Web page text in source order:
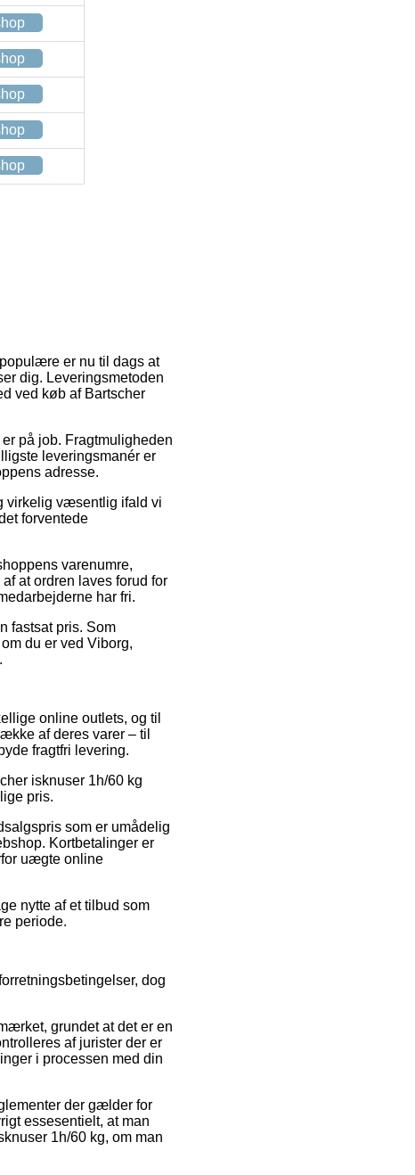
er nu til dags at
dig. Leveringsmetoden
ved køb af Bartscher
på job. Fragtmuligheden
leveringsmanér er
adresse.
virkelig væsentlig ifald vi
forventede
varenumre,
at ordren laves forud for
har fri.
fastsat pris. Som
du er ved Viborg,
online outlets, og til
af deres varer – til
fragtfri levering.
isknuser 1h/60 kg
pris.
som er umådelig
Kortbetalinger er
uægte online
nytte af et tilbud som
periode.
dog
grundet at det er en
af jurister der er
i processen med din
der gælder for
essesentielt, at man
1h/60 kg, om man